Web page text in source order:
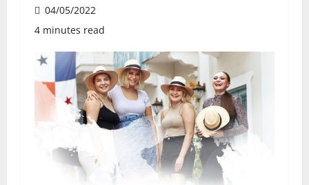
04/05/2022
4 minutes read